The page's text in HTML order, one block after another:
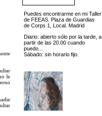
le
Puedes encontrarme en mi Taller
de FEEAS. Plaza de Guardias
de Corps 1, Local. Madrid
Diario: abierto sólo por la tarde, a
partir de las 20.00 cuando
puedo...
Sábado: sin horario fijo.